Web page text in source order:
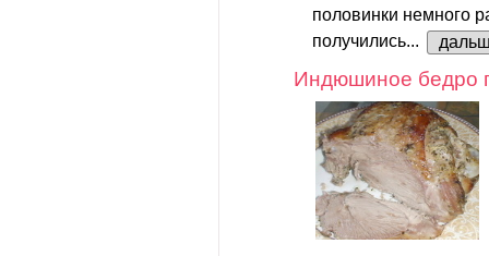
половинки немного
получились...
Индюшиное бедро